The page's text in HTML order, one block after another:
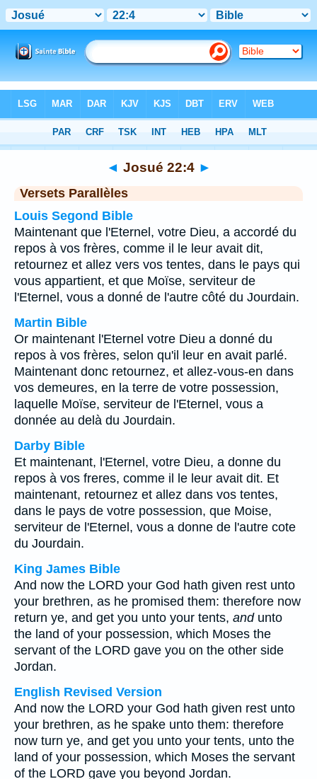
Chapitre 22> Verset 4
◄ Josué 22:4 ►
Versets Parallèles
Louis Segond Bible
Maintenant que l'Eternel, votre Dieu, a accordé du
repos à vos frères, comme il le leur avait dit,
retournez et allez vers vos tentes, dans le pays qui
vous appartient, et que Moïse, serviteur de
l'Eternel, vous a donné de l'autre côté du Jourdain.
Martin Bible
Or maintenant l'Eternel votre Dieu a donné du
repos à vos frères, selon qu'il leur en avait parlé.
Maintenant donc retournez, et allez-vous-en dans
vos demeures, en la terre de votre possession,
laquelle Moïse, serviteur de l'Eternel, vous a
donnée au delà du Jourdain.
Darby Bible
Et maintenant, l'Eternel, votre Dieu, a donne du
repos à vos freres, comme il le leur avait dit. Et
maintenant, retournez et allez dans vos tentes,
dans le pays de votre possession, que Moise,
serviteur de l'Eternel, vous a donne de l'autre cote
du Jourdain.
King James Bible
And now the LORD your God hath given rest unto
your brethren, as he promised them: therefore now
return ye, and get you unto your tents, andunto
the land of your possession, which Moses the
servant of the LORD gave you on the other side
Jordan.
English Revised Version
And now the LORD your God hath given rest unto
your brethren, as he spake unto them: therefore
now turn ye, and get you unto your tents, unto the
land of your possession, which Moses the servant
of the LORD gave you beyond Jordan.